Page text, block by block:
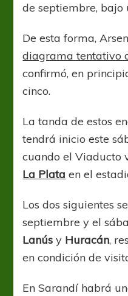
de septiembre, bajo
De esta forma,
diagrama tentativo
confirmó, en
cinco.
La tanda de estos
tendrá inicio este
cuando el Viaducto
La Plata en el
Los dos siguientes
septiembre y el
Lanús y Huracán,
en condición de
En Sarandí habrá